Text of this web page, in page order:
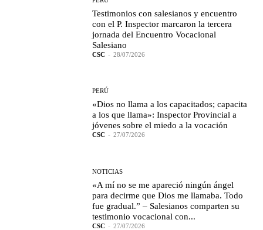
Testimonios con salesianos y encuentro
con el P. Inspector marcaron la tercera
jornada del Encuentro Vocacional
Salesiano
CSC - 28/07/2026
PERÚ
«Dios no llama a los capacitados; capacita
a los que llama»: Inspector Provincial a
jóvenes sobre el miedo a la vocación
CSC - 27/07/2026
NOTICIAS
«A mí no se me apareció ningún ángel
para decirme que Dios me llamaba. Todo
fue gradual.” – Salesianos comparten su
testimonio vocacional con...
CSC - 27/07/2026